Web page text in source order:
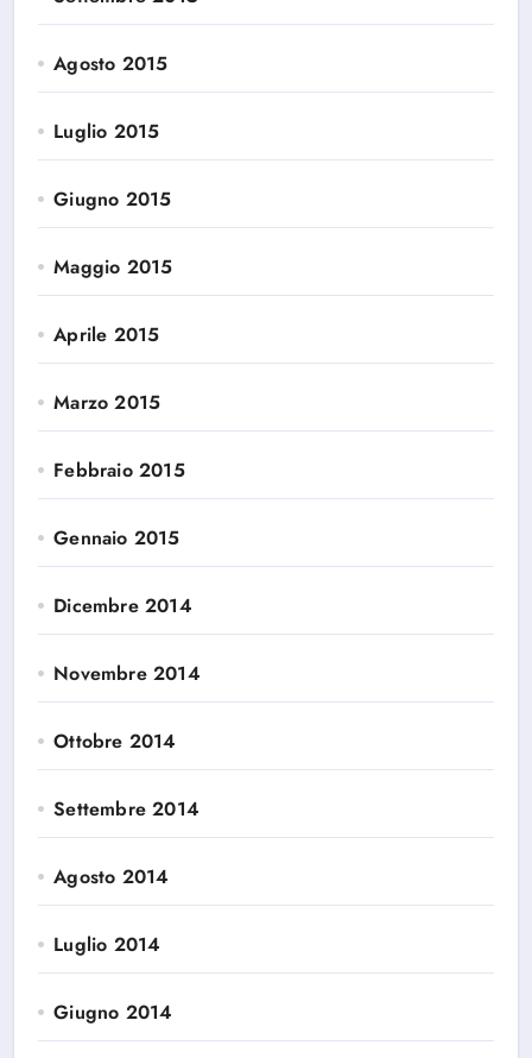
Agosto 2015
Luglio 2015
Giugno 2015
Maggio 2015
Aprile 2015
Marzo 2015
Febbraio 2015
Gennaio 2015
Dicembre 2014
Novembre 2014
Ottobre 2014
Settembre 2014
Agosto 2014
Luglio 2014
Giugno 2014